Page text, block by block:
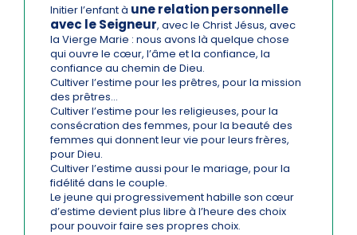
Initier l’enfant à une relation personnelle
avec le Seigneur, avec le Christ Jésus, avec
la Vierge Marie : nous avons là quelque chose
qui ouvre le cœur, l’âme et la confiance, la
confiance au chemin de Dieu.
Cultiver l’estime pour les prêtres, pour la mission
des prêtres…
Cultiver l’estime pour les religieuses, pour la
consécration des femmes, pour la beauté des
femmes qui donnent leur vie pour leurs frères,
pour Dieu.
Cultiver l’estime aussi pour le mariage, pour la
fidélité dans le couple.
Le jeune qui progressivement habille son cœur
d’estime devient plus libre à l’heure des choix
pour pouvoir faire ses propres choix.